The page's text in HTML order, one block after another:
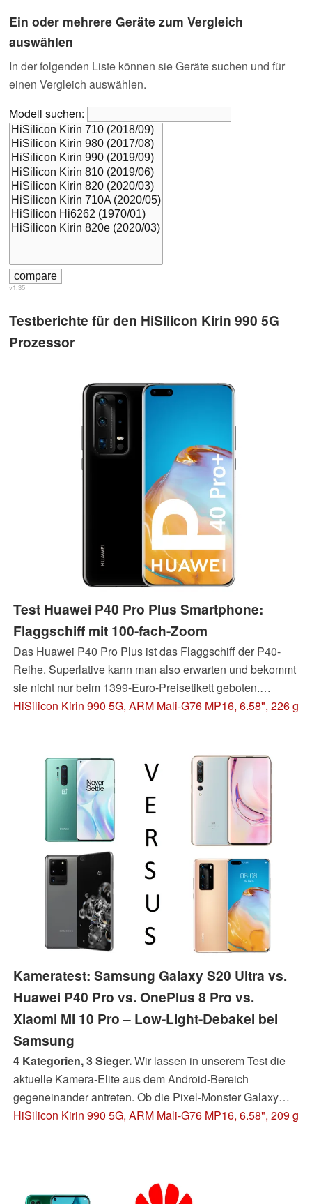
Ein oder mehrere Geräte zum Vergleich
auswählen
In der folgenden Liste können sie Geräte suchen und für
einen Vergleich auswählen.
Modell suchen:
v1.35
Testberichte für den HiSilicon Kirin 990 5G
Prozessor
Test Huawei P40 Pro Plus Smartphone:
Flaggschiff mit 100-fach-Zoom
Das Huawei P40 Pro Plus ist das Flaggschiff der P40-
Reihe. Superlative kann man also erwarten und bekommt
sie nicht nur beim 1399-Euro-Preisetikett geboten.
Besonders Foto-Enthusiasten dürfen sich angesprochen
Kameraeinheit mit 100-fachem Digitalzoom.
HiSilicon Kirin 990 5G, ARM Mali-G76 MP16, 6.58", 226 g
Kameratest: Samsung Galaxy S20 Ultra vs.
Huawei P40 Pro vs. OnePlus 8 Pro vs.
Xiaomi Mi 10 Pro – Low-Light-Debakel bei
Samsung
4 Kategorien, 3 Sieger.Wir lassen in unserem Test die
aktuelle Kamera-Elite aus dem Android-Bereich
gegeneinander antreten. Ob die Pixel-Monster Galaxy
S20 Ultra und Mi 10 Pro, ein P40 Pro oder doch die
HiSilicon Kirin 990 5G, ARM Mali-G76 MP16, 6.58", 209 g